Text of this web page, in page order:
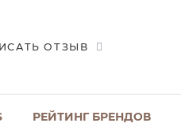
ОТЗЫВ
РЕЙТИНГ БРЕНДОВ